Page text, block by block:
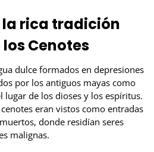
la rica tradición
Cenotes
dulce formados en depresiones
por los antiguos mayas como
de los dioses y los espíritus.
eran vistos como entradas
donde residían seres
malignas.